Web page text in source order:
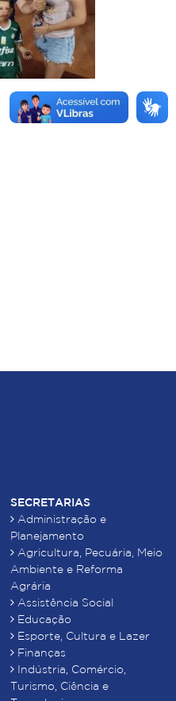
SECRETARIAS
Administração e
Planejamento
Agricultura, Pecuária, Meio
Ambiente e Reforma
Agrária
Assistência Social
Educação
Esporte, Cultura e Lazer
Finanças
Indústria, Comércio,
Turismo, Ciência e